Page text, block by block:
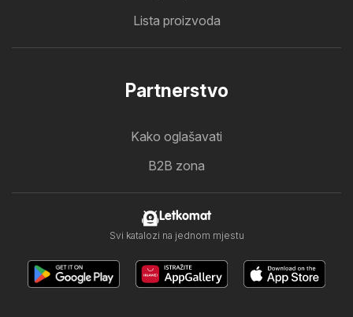
Lista proizvoda
Partnerstvo
Kako oglašavati
B2B zona
Letkomat
Svi katalozi na jednom mjestu